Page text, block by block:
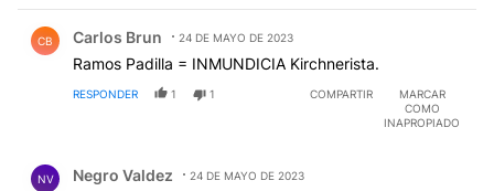
CB Carlos Brun 24 DE MAYO DE 2023
Ramos Padilla = INMUNDICIA Kirchnerista.
RESPONDER 1 1 COMPARTIR
MARCAR
COMO
INAPROPIADO
NV Negro Valdez 24 DE MAYO DE 2023